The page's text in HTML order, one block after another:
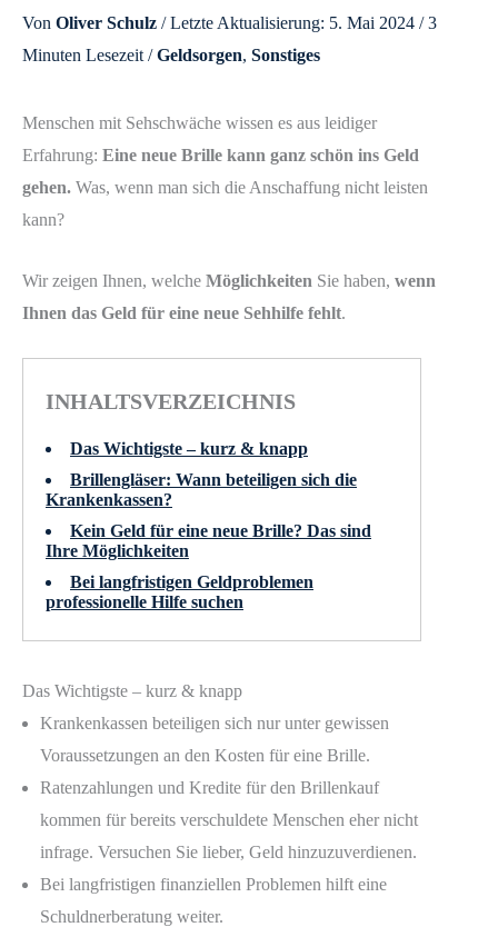
Von Oliver Schulz / Letzte Aktualisierung: 5. Mai 2024 /3
Minuten Lesezeit/Geldsorgen, Sonstiges
Menschen mit Sehschwäche wissen es aus leidiger
Erfahrung: Eine neue Brille kann ganz schön ins Geld
gehen. Was, wenn man sich die Anschaffung nicht leisten
kann?
Wir zeigen Ihnen, welche Möglichkeiten Sie haben, wenn
Ihnen das Geld für eine neue Sehhilfe fehlt.
INHALTSVERZEICHNIS
Das Wichtigste – kurz & knapp
Brillengläser: Wann beteiligen sich die
Krankenkassen?
Kein Geld für eine neue Brille? Das sind
Ihre Möglichkeiten
Bei langfristigen Geldproblemen
professionelle Hilfe suchen
Das Wichtigste – kurz & knapp
Krankenkassen beteiligen sich nur unter gewissen
Voraussetzungen an den Kosten für eine Brille.
Ratenzahlungen und Kredite für den Brillenkauf
kommen für bereits verschuldete Menschen eher nicht
infrage. Versuchen Sie lieber, Geld hinzuzuverdienen.
Bei langfristigen finanziellen Problemen hilft eine
Schuldnerberatung weiter.